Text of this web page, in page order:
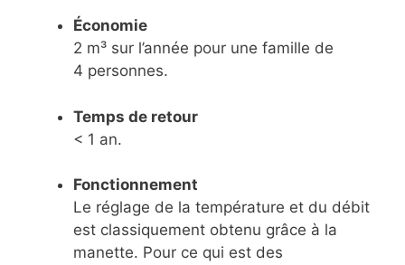
Économie
2 m³ sur l’année pour une famille de
4 personnes.
Temps de retour
< 1 an.
Fonctionnement
Le réglage de la température et du débit
est classiquement obtenu grâce à la
manette. Pour ce qui est des